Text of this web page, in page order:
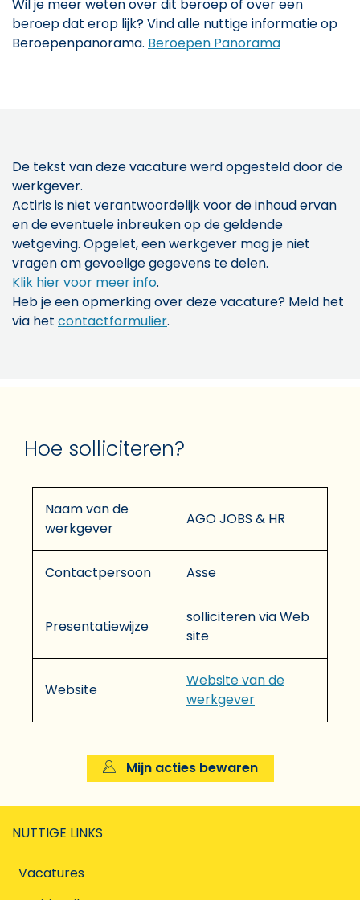
Wil je meer weten over dit beroep of over een
beroep dat erop lijk? Vind alle nuttige informatie op
Beroepenpanorama. Beroepen Panorama
De tekst van deze vacature werd opgesteld door de
werkgever.
Actiris is niet verantwoordelijk voor de inhoud ervan
en de eventuele inbreuken op de geldende
wetgeving. Opgelet, een werkgever mag je niet
vragen om gevoelige gegevens te delen.
Klik hier voor meer info.
Heb je een opmerking over deze vacature? Meld het
via het contactformulier.
Hoe solliciteren?
Naam van de
werkgever
AGO JOBS & HR
Contactpersoon Asse
Presentatiewijze
solliciteren via Web
site
Website
Website van de
werkgever
Mijn acties bewaren
NUTTIGE LINKS
Vacatures